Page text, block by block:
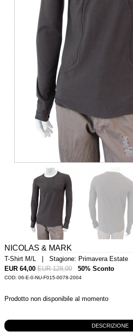
NICOLAS & MARK
T-Shirt M/L | Stagione: Primavera Estate
EUR 64,00 EUR 128,00 50% Sconto
COD: 06-E-0-NU-F015-0078-2004
Prodotto non disponibile al momento
DESCRIZIONE